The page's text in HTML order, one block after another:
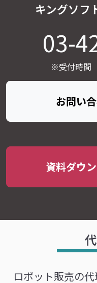
キングソフ
03-
※受付時間
お問い
資料ダウ
ロボット販売の代